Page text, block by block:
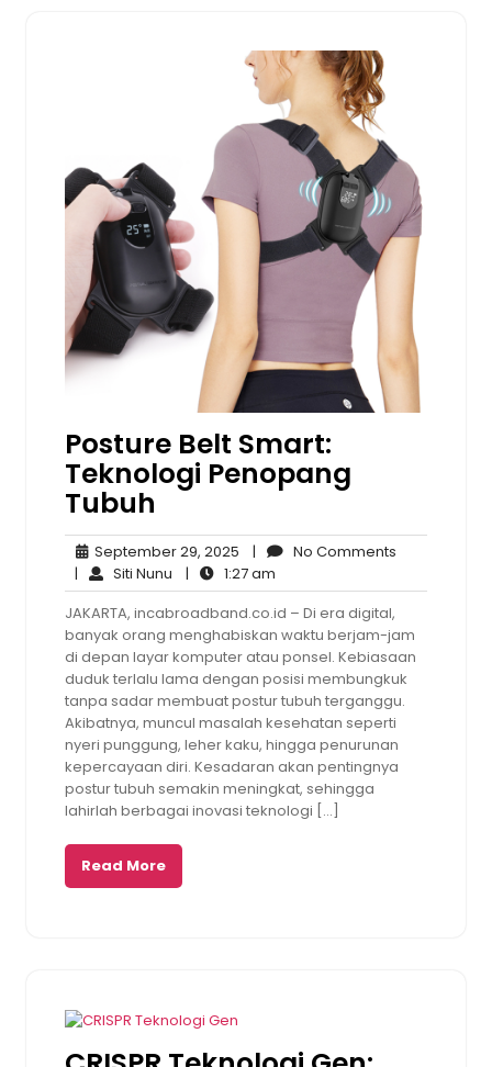
Posture Belt Smart:
Teknologi Penopang
Tubuh
September 29, 2025 September
29,
2025
| No Comments
| Siti Nunu Siti
Nunu
| 1:27 am
am
JAKARTA, incabroadband.co.id – Di era digital,
banyak orang menghabiskan waktu berjam-jam
di depan layar komputer atau ponsel. Kebiasaan
duduk terlalu lama dengan posisi membungkuk
tanpa sadar membuat postur tubuh terganggu.
Akibatnya, muncul masalah kesehatan seperti
nyeri punggung, leher kaku, hingga penurunan
kepercayaan diri. Kesadaran akan pentingnya
postur tubuh semakin meningkat, sehingga
lahirlah berbagai inovasi teknologi […]
Read More